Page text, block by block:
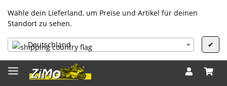
Wähle dein Lieferland, um Preise und Artikel für deinen
Standort zu sehen.
Deutschland ✔